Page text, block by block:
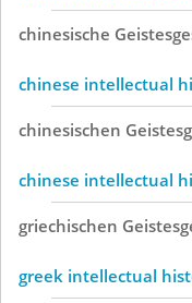
chinesische
chinese intellectual
chinesischen
chinese intellectual
griechischen
greek intellectual